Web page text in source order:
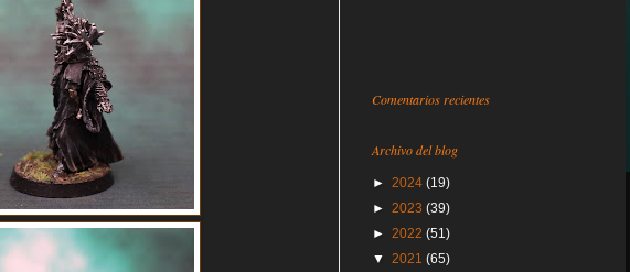
Comentarios recientes
Archivo del blog
► 2024 (19)
► 2023 (39)
► 2022 (51)
▼ 2021 (65)